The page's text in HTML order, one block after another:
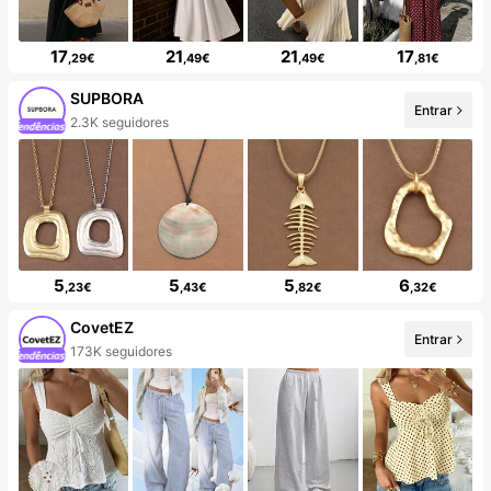
17,29€ 21,49€ 21,49€ 17,81€
SUPBORA
2.3K seguidores
Entrar
5,23€ 5,43€ 5,82€ 6,32€
CovetEZ
173K seguidores
Entrar